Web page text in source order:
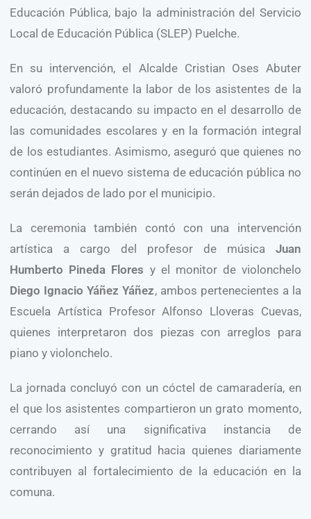
Educación Pública, bajo la administración del Servicio
Local de Educación Pública (SLEP) Puelche.
En su intervención, el Alcalde Cristian Oses Abuter
valoró profundamente la labor de los asistentes de la
educación, destacando su impacto en el desarrollo de
las comunidades escolares y en la formación integral
de los estudiantes. Asimismo, aseguró que quienes no
continúen en el nuevo sistema de educación pública no
serán dejados de lado por el municipio.
La ceremonia también contó con una intervención
artística a cargo del profesor de música Juan
Humberto Pineda Flores y el monitor de violonchelo
Diego Ignacio Yáñez Yáñez, ambos pertenecientes a la
Escuela Artística Profesor Alfonso Lloveras Cuevas,
quienes interpretaron dos piezas con arreglos para
piano y violonchelo.
La jornada concluyó con un cóctel de camaradería, en
el que los asistentes compartieron un grato momento,
cerrando así una significativa instancia de
reconocimiento y gratitud hacia quienes diariamente
contribuyen al fortalecimiento de la educación en la
comuna.